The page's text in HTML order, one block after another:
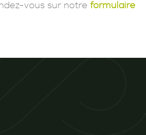
vous sur notre formulaire